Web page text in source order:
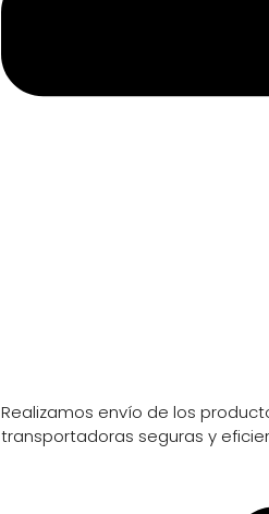
Realizamos envío de los
transportadoras seguras y